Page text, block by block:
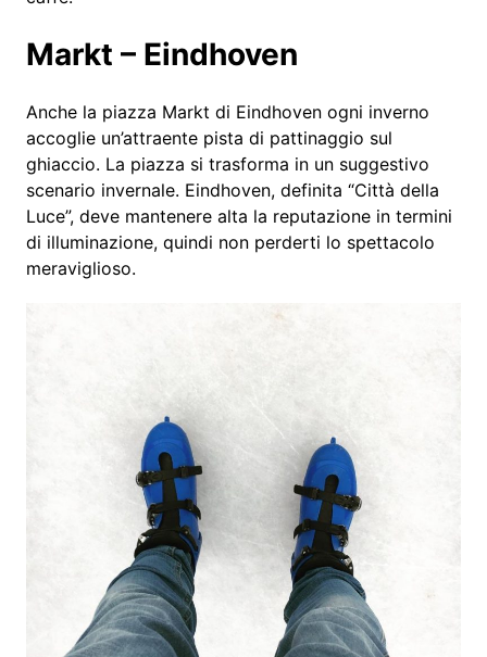
Markt – Eindhoven
Anche la piazza Markt di Eindhoven ogni inverno
accoglie un’attraente pista di pattinaggio sul
ghiaccio. La piazza si trasforma in un suggestivo
scenario invernale. Eindhoven, definita “Città della
Luce”, deve mantenere alta la reputazione in termini
di illuminazione, quindi non perderti lo spettacolo
meraviglioso.